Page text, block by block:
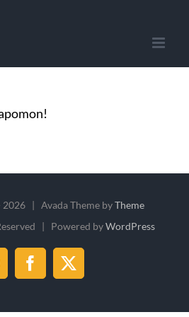
2026 | Avada Theme byTheme
| Powered byWordPress
Facebook
X